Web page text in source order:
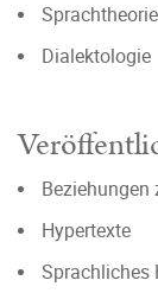
Sprachtheorie
Dialektologie
Beziehungen
Hypertexte
Sprachliches